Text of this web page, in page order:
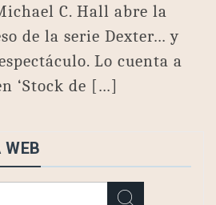
C. Hall abre la
de la serie Dexter… y
Lo cuenta a
‘Stock de […]